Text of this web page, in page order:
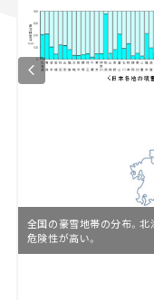
全国の豪雪地帯の分布。北
危険性が高い。